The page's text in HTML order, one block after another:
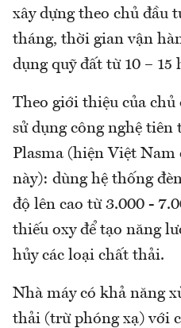
xây dựng theo chủ đầu
tháng, thời gian vận
dụng quỹ đất từ 10 – 15
Theo giới thiệu của chủ
sử dụng công nghệ
Plasma (hiện Việt Nam
này): dùng hệ thống
độ lên cao từ 3.000 -
thiếu oxy để tạo năng
hủy các loại chất thải.
Nhà máy có khả năng
thải (trừ phóng xạ) với